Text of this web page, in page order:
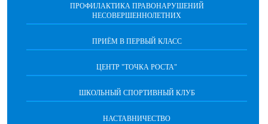
ПРОФИЛАКТИКА ПРАВОНАРУШЕНИЙ
НЕСОВЕРШЕННОЛЕТНИХ
ПРИЁМ В ПЕРВЫЙ КЛАСС
ЦЕНТР "ТОЧКА РОСТА"
ШКОЛЬНЫЙ СПОРТИВНЫЙ КЛУБ
НАСТАВНИЧЕСТВО